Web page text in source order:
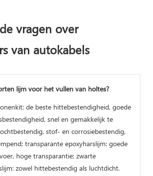
vragen over
van autokabels
lijm voor het vullen van holtes?
de beste hittebestendigheid, goede
snel en gemakkelijk te
stof- en corrosiebestendig,
transparante epoxyharslijm: goede
hoge transparantie; zwarte
zowel hittebestendig als luchtdicht.